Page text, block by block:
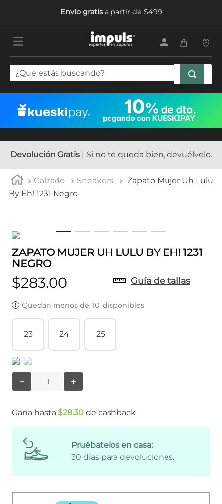
Envío gratisa partir de $499
¿Que estás buscando?
Devolución Gratis| Si no te queda bien, devuélvelo.
Calzado Sneakers
Zapato Mujer Uh Lulu
By Eh! 1231 Negro
ZAPATO MUJER UH LULU BY EH! 1231
NEGRO
$283.00 Guía de tallas
Quedan menos de 10 disponibles
23 24 25
＋
－
Gana hasta $28.30 de cashback
Pruébatelos en casa:
30 días para devoluciones.
1.
tenis mujer
tenis hombre
5. tenis niña